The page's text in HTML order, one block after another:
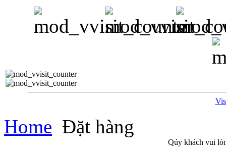
Home Đặt hàng
Qúy khách vui